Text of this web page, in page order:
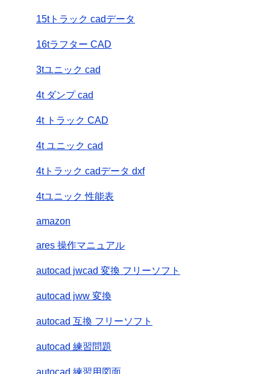
15tトラック cadデータ
16tラフター CAD
3tユニック cad
4t ダンプ cad
4t トラック CAD
4t ユニック cad
4tトラック cadデータ dxf
4tユニック 性能表
amazon
ares 操作マニュアル
autocad jwcad 変換 フリーソフト
autocad jww 変換
autocad 互換 フリーソフト
autocad 練習問題